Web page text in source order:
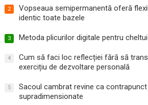
2
Vopseaua semipermanentă oferă
identic toate bazele
3 Metoda plicurilor digitale pentru
4
Cum să faci loc reflecției fără să
exercițiu de dezvoltare personală
5
Sacoul cambrat revine ca
supradimensionate